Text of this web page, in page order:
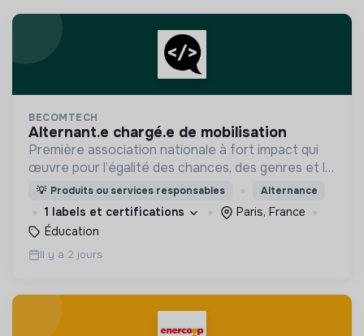
BECOMTECH
alternant.e chargé.e de mobilisation
Première association nationale à fort impact qui
œuvre pour l’égalité des chances, des genres et la
mixité du numérique en initiant les filles et les
femmes de 14 à 25 ans aux métiers du digital.
💡 Produits ou services responsables Alternance
1 labels et certifications
Paris, France
Éducation
Il y a 2 jours